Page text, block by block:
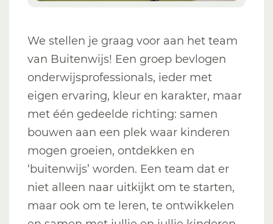
We stellen je graag voor aan het team
van Buitenwijs! Een groep bevlogen
onderwijsprofessionals, ieder met
eigen ervaring, kleur en karakter, maar
met één gedeelde richting: samen
bouwen aan een plek waar kinderen
mogen groeien, ontdekken en
‘buitenwijs’ worden. Een team dat er
niet alleen naar uitkijkt om te starten,
maar ook om te leren, te ontwikkelen